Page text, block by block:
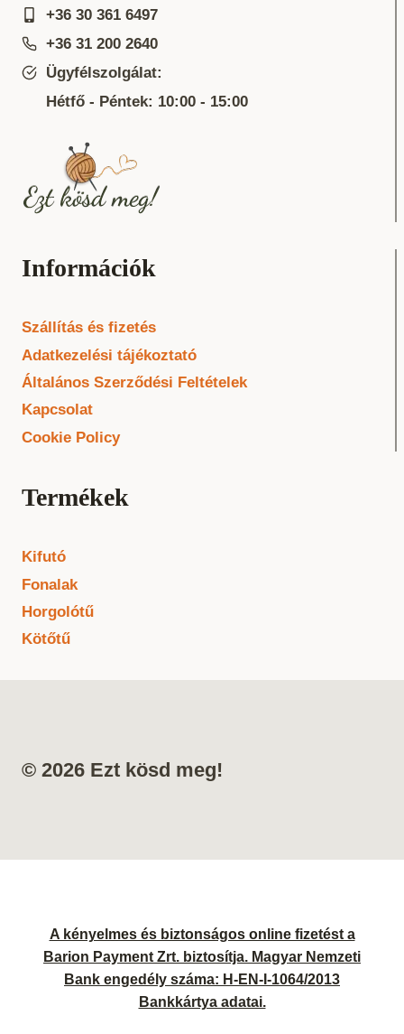
+36 30 361 6497
+36 31 200 2640
Ügyfélszolgálat:
Hétfő - Péntek: 10:00 - 15:00
Információk
Szállítás és fizetés
Adatkezelési tájékoztató
Általános Szerződési Feltételek
Kapcsolat
Cookie Policy
Termékek
Kifutó
Fonalak
Horgolótű
Kötőtű
© 2026 Ezt kösd meg!
A kényelmes és biztonságos online fizetést a
Barion Payment Zrt. biztosítja. Magyar Nemzeti
Bank engedély száma: H-EN-I-1064/2013
Bankkártya adatai.